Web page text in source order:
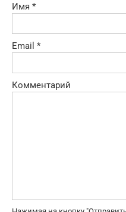
Имя *
Email *
Комментарий